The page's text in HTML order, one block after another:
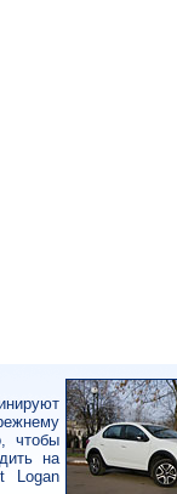
чтобы
на
Logan